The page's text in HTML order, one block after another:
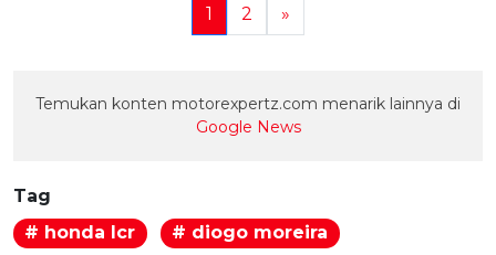
1 2 »
Temukan konten motorexpertz.com menarik lainnya di
Google News
Tag
# honda lcr
# diogo moreira